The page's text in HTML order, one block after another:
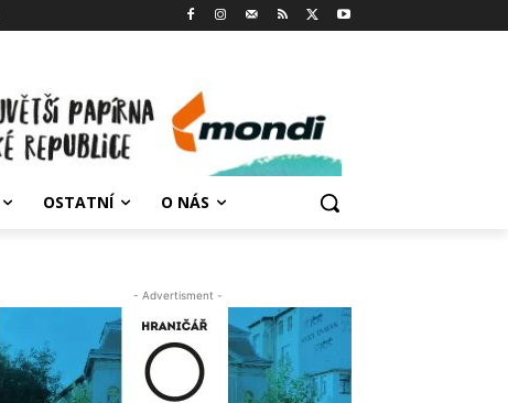
OSTATNÍ O NÁS
- Advertisment -